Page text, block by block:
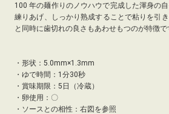
100 年の麺作りのノウハウで完成した渾身の
練りあげ、しっかり熟成することで粘りを引
と同時に歯切れの良さもあわせもつのが特徴で
・ 形状：5.0mm×1.3mm
・ ゆで時間：1分30秒
・ 賞味期限：5日（冷蔵）
・卵使用：〇
・ソースとの相性：右図を参照